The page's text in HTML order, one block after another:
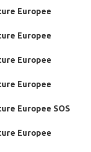
Europee
Europee
Europee
Europee
Europee SOS
Europee